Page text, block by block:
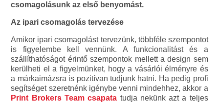
csomagolásunk az első benyomást.
Az ipari csomagolás tervezése
Amikor ipari csomagolást tervezünk, többféle szempontot
is figyelembe kell vennünk. A funkcionalitást és a
szállíthatóságot érintő szempontok mellett a design sem
kerülheti el a figyelmünket, hogy a vásárlói élményre és
a márkaimázsra is pozitívan tudjunk hatni. Ha pedig profi
segítséget szeretnénk igénybe venni mindehhez, akkor a
Print Brokers Team csapata tudja nekünk azt a teljes